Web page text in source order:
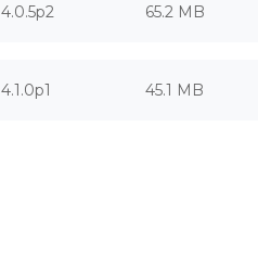
4.0.5p2 65.2 MB
4.1.0p1 45.1 MB